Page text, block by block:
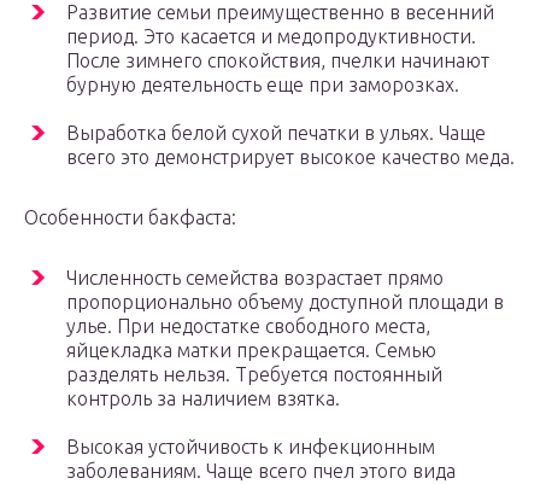
Развитие семьи преимущественно в весенний
период. Это касается и медопродуктивности.
После зимнего спокойствия, пчелки начинают
бурную деятельность еще при заморозках.
Выработка белой сухой печатки в ульях. Чаще
всего это демонстрирует высокое качество меда.
Особенности бакфаста:
Численность семейства возрастает прямо
пропорционально объему доступной площади в
улье. При недостатке свободного места,
яйцекладка матки прекращается. Семью
разделять нельзя. Требуется постоянный
контроль за наличием взятка.
Высокая устойчивость к инфекционным
заболеваниям. Чаще всего пчел этого вида